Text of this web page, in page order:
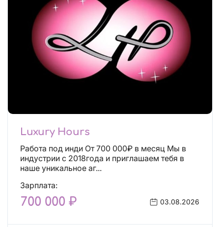
Luxury Hours
Работа под инди От 700 000₽ в месяц Мы в
индустрии с 2018года и приглашаем тебя в
наше уникальное аг...
Зарплата:
700 000 ₽ 03.08.2026